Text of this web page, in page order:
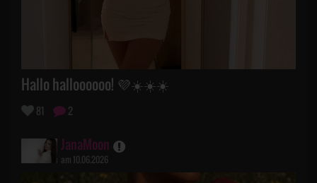
Hallo halloooooo! 💜☀️☀️☀️
81 2
JanaMoon
am 10.06.2026